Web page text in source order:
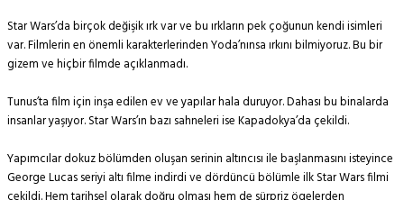
Star Wars’da birçok değişik ırk var ve bu ırkların pek çoğunun kendi isimleri
var. Filmlerin en önemli karakterlerinden Yoda’nınsa ırkını bilmiyoruz. Bu bir
gizem ve hiçbir filmde açıklanmadı.
Tunus’ta film için inşa edilen ev ve yapılar hala duruyor. Dahası bu binalarda
insanlar yaşıyor. Star Wars’ın bazı sahneleri ise Kapadokya’da çekildi.
Yapımcılar dokuz bölümden oluşan serinin altıncısı ile başlanmasını isteyince
George Lucas seriyi altı filme indirdi ve dördüncü bölümle ilk Star Wars filmi